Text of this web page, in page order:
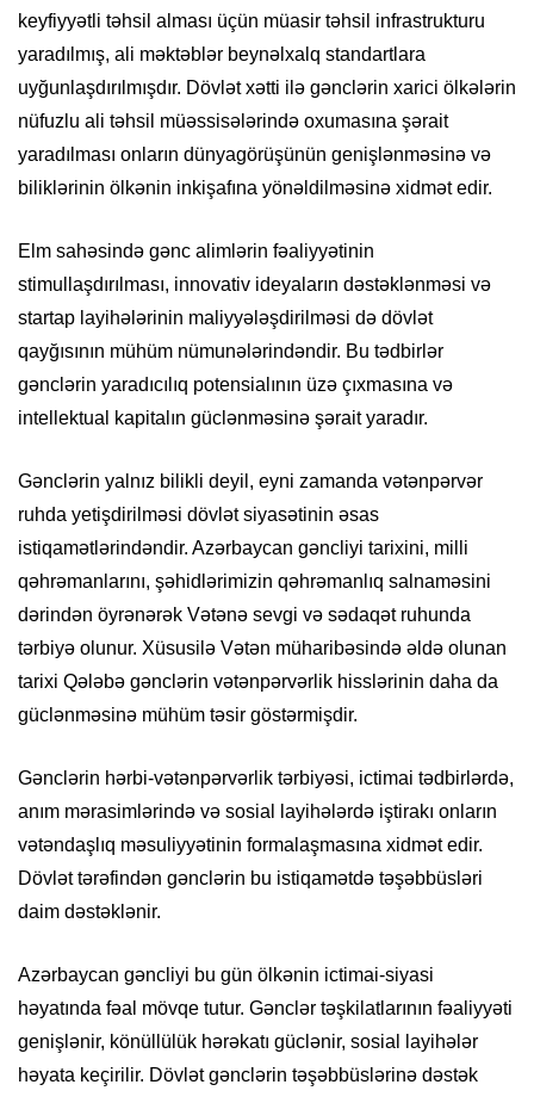
keyfiyyətli təhsil alması üçün müasir təhsil infrastrukturu
yaradılmış, ali məktəblər beynəlxalq standartlara
uyğunlaşdırılmışdır. Dövlət xətti ilə gənclərin xarici ölkələrin
nüfuzlu ali təhsil müəssisələrində oxumasına şərait
yaradılması onların dünyagörüşünün genişlənməsinə və
biliklərinin ölkənin inkişafına yönəldilməsinə xidmət edir.
Elm sahəsində gənc alimlərin fəaliyyətinin
stimullaşdırılması, innovativ ideyaların dəstəklənməsi və
startap layihələrinin maliyyələşdirilməsi də dövlət
qayğısının mühüm nümunələrindəndir. Bu tədbirlər
gənclərin yaradıcılıq potensialının üzə çıxmasına və
intellektual kapitalın güclənməsinə şərait yaradır.
Gənclərin yalnız bilikli deyil, eyni zamanda vətənpərvər
ruhda yetişdirilməsi dövlət siyasətinin əsas
istiqamətlərindəndir. Azərbaycan gəncliyi tarixini, milli
qəhrəmanlarını, şəhidlərimizin qəhrəmanlıq salnaməsini
dərindən öyrənərək Vətənə sevgi və sədaqət ruhunda
tərbiyə olunur. Xüsusilə Vətən müharibəsində əldə olunan
tarixi Qələbə gənclərin vətənpərvərlik hisslərinin daha da
güclənməsinə mühüm təsir göstərmişdir.
Gənclərin hərbi-vətənpərvərlik tərbiyəsi, ictimai tədbirlərdə,
anım mərasimlərində və sosial layihələrdə iştirakı onların
vətəndaşlıq məsuliyyətinin formalaşmasına xidmət edir.
Dövlət tərəfindən gənclərin bu istiqamətdə təşəbbüsləri
daim dəstəklənir.
Azərbaycan gəncliyi bu gün ölkənin ictimai-siyasi
həyatında fəal mövqe tutur. Gənclər təşkilatlarının fəaliyyəti
genişlənir, könüllülük hərəkatı güclənir, sosial layihələr
həyata keçirilir. Dövlət gənclərin təşəbbüslərinə dəstək